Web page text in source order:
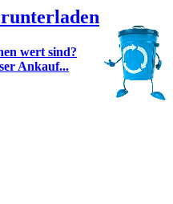
wert sind?
Ankauf...